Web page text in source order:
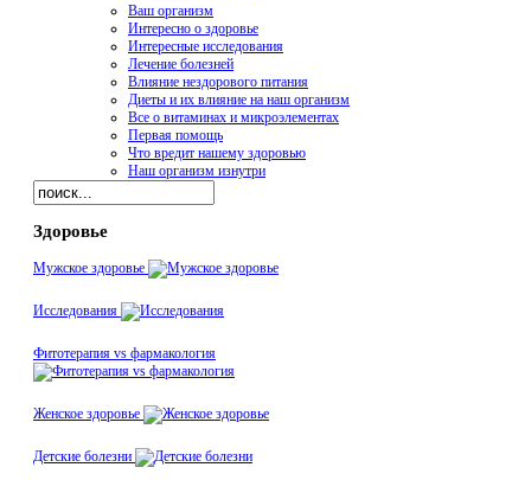
Ваш организм
Интересно о здоровье
Интересные исследования
Лечение болезней
Влияние нездорового питания
Диеты и их влияние на наш организм
Все о витаминах и микроэлементах
Первая помощь
Что вредит нашему здоровью
Наш организм изнутри
Здоровье
Мужское здоровье
Исследования
Фитотерапия vs фармакология
Женское здоровье
Детские болезни